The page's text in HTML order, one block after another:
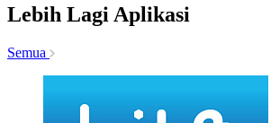
Lebih Lagi Aplikasi
Semua